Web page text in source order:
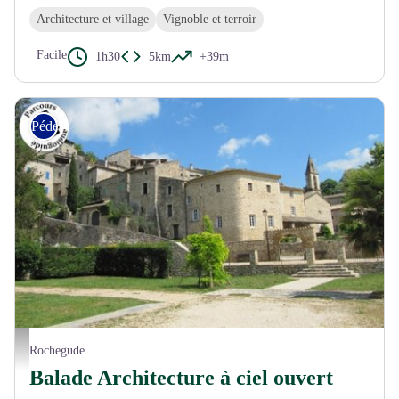
Architecture et village Vignoble et terroir
Facile 1h30 5km +39m
Village de Rochegude - © Commune Rochegude
Pédestre
Rochegude
Balade Architecture à ciel ouvert